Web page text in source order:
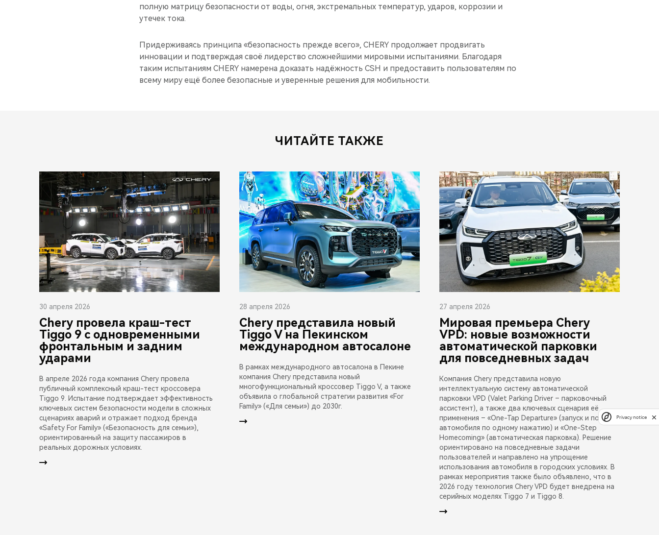
полную матрицу безопасности от воды, огня, экстремальных температур, ударов, коррозии и
утечек тока.
Придерживаясь принципа «безопасность прежде всего», CHERY продолжает продвигать
инновации и подтверждая своё лидерство сложнейшими мировыми испытаниями. Благодаря
таким испытаниям CHERY намерена доказать надёжность CSH и предоставить пользователям по
всему миру ещё более безопасные и уверенные решения для мобильности.
ЧИТАЙТЕ ТАКЖЕ
30 апреля 2026
Chery провела краш-тест
Tiggo 9 с одновременными
фронтальным и задним
ударами
В апреле 2026 года компания Chery провела
публичный комплексный краш-тест кроссовера
Tiggo 9. Испытание подтверждает эффективность
ключевых систем безопасности модели в сложных
сценариях аварий и отражает подход бренда
«Safety For Family» («Безопасность для семьи»),
ориентированный на защиту пассажиров в
реальных дорожных условиях.
28 апреля 2026
Chery представила новый
Tiggo V на Пекинском
международном автосалоне
В рамках международного автосалона в Пекине
компания Chery представила новый
многофункциональный кроссовер Tiggo V, а также
объявила о глобальной стратегии развития «For
Family» («Для семьи») до 2030г.
27 апреля 2026
Мировая премьера Chery
VPD: новые возможности
автоматической парковки
для повседневных задач
Компания Chery представила новую
интеллектуальную систему автоматической
парковки VPD (Valet Parking Driver – парковочный
ассистент), а также два ключевых сценария её
применения – «One-Tap Departure» (запуск и подача
автомобиля по одному нажатию) и «One-Step
Homecoming» (автоматическая парковка). Решение
ориентировано на повседневные задачи
пользователей и направлено на упрощение
использования автомобиля в городских условиях. В
рамках мероприятия также было объявлено, что в
2026 году технология Chery VPD будет внедрена на
серийных моделях Tiggo 7 и Tiggo 8.
Privacy notice